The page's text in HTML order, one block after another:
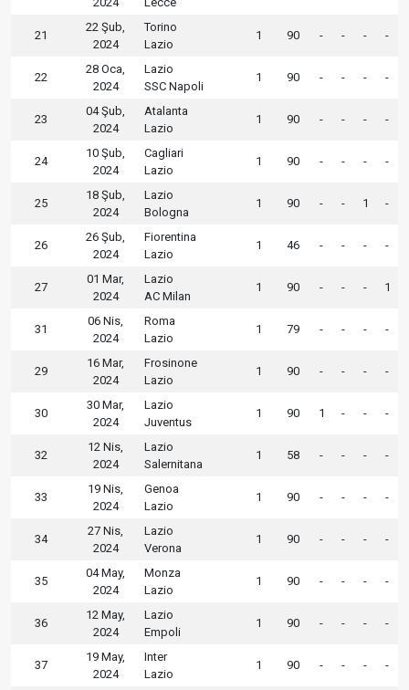
21
22 Şub,
2024
Torino
Lazio
1 90 - - - -
22
28 Oca,
2024
Lazio
SSC Napoli
1 90 - - - -
23
04 Şub,
2024
Atalanta
Lazio
1 90 - - - -
24
10 Şub,
2024
Cagliari
Lazio
1 90 - - - -
25
18 Şub,
2024
Lazio
Bologna
1 90 - - 1 -
26
26 Şub,
2024
Fiorentina
Lazio
1 46 - - - -
27
01 Mar,
2024
Lazio
AC Milan
1 90 - - - 1
31
06 Nis,
2024
Roma
Lazio
1 79 - - - -
29
16 Mar,
2024
Frosinone
Lazio
1 90 - - - -
30
30 Mar,
2024
Lazio
Juventus
1 90 1 - - -
32
12 Nis,
2024
Lazio
Salernitana
1 58 - - - -
33
19 Nis,
2024
Genoa
Lazio
1 90 - - - -
34
27 Nis,
2024
Lazio
Verona
1 90 - - - -
35
04 May,
2024
Monza
Lazio
1 90 - - - -
36
12 May,
2024
Lazio
Empoli
1 90 - - - -
37
19 May,
2024
Inter
Lazio
1 90 - - - -